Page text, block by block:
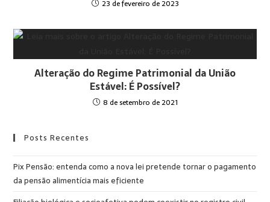
23 de fevereiro de 2023
Alteração do Regime Patrimonial da União
Estável: É Possível?
8 de setembro de 2021
Posts Recentes
Pix Pensão: entenda como a nova lei pretende tornar o pagamento
da pensão alimentícia mais eficiente